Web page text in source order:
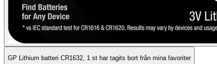
GP Lithium batteri CR1632, 1 st har tagits bort från mina favoriter